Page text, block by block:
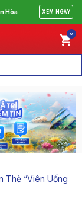
Hòa XEM NGAY
0
Thẻ “viên Uống